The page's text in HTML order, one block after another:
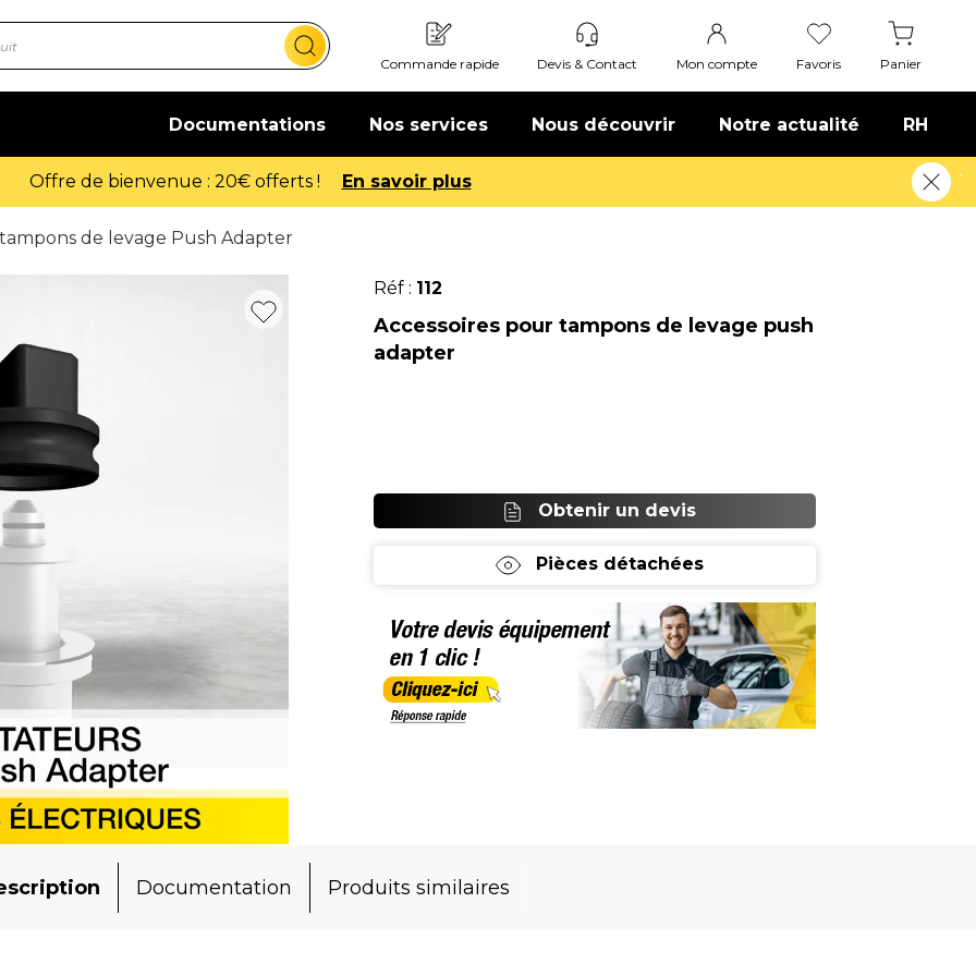
Commande rapide Devis & Contact Mon compte Favoris Panier
Documentations Nos services Nous découvrir Notre actualité RH
Offre de bienvenue : 20€ offerts ! En savoir plus
de levage Push Adapter
Réf : 112
Accessoires pour tampons de levage push
adapter
Obtenir un devis
Pièces détachées
Documentation Produits similaires